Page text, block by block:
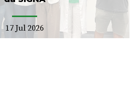
17 Jul 2026